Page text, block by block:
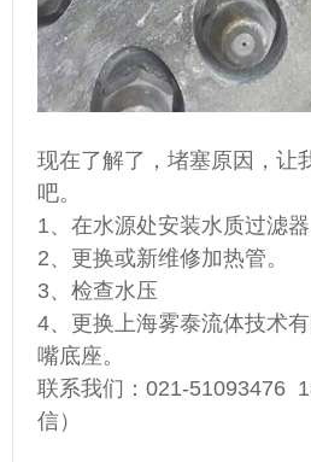
现在了解了，堵塞原因，让
吧。
1、在水源处安装水质过滤器
2、更换或新维修加热管。
3、检查水压
4、更换上海雾泰流体技术
嘴底座。
联系我们：021-51093476
信）